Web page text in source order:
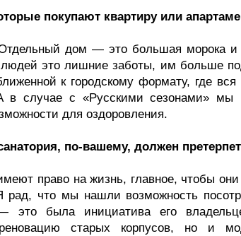
покупают квартиру или
дом — это большая морока и
это лишние заботы, им больше
к городскому формату, где вся
в случае с «Русскими сезонами» мы
для оздоровления.
по-вашему, должен
право на жизнь, главное, чтобы
рад, что мы нашли возможность
это была инициатива его
старых корпусов, но и